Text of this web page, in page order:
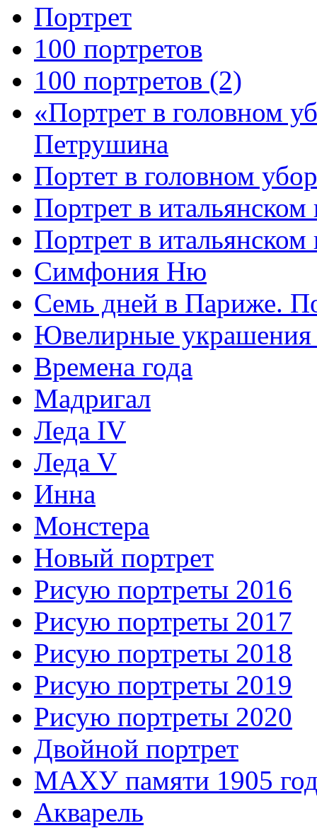
Портрет
100 портретов
100 портретов (2)
«Портрет в головном
Петрушина
Портет в головном
Портрет в
Портрет в
Симфония Ню
Семь дней в Париже.
Ювелирные украшения
Времена года
Мадригал
Леда IV
Леда V
Инна
Монстера
Новый портрет
Рисую портреты 2016
Рисую портреты 2017
Рисую портреты 2018
Рисую портреты 2019
Рисую портреты 2020
Двойной портрет
МАХУ памяти 1905
Акварель